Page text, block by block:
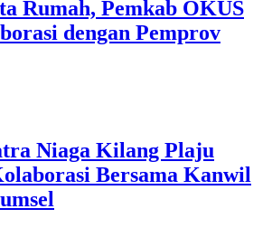
Rumah, Pemkab OKUS
dengan Pemprov
Niaga Kilang Plaju
Bersama Kanwil